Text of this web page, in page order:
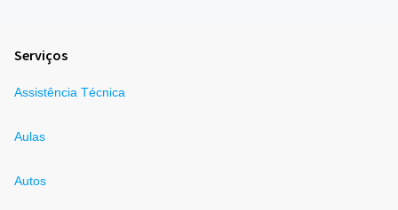
Serviços
Assistência Técnica
Aulas
Autos